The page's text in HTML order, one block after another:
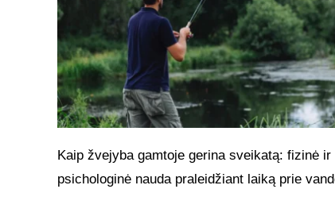
Kaip žvejyba gamtoje gerina sveikatą: fizinė ir
psichologinė nauda praleidžiant laiką prie